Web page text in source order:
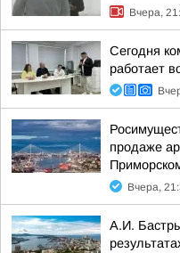
Вчера,
Сегодня
работает
продаже
Вчера,
А.И.